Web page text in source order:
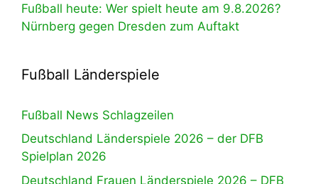
Fußball heute: Wer spielt heute am 9.8.2026?
Nürnberg gegen Dresden zum Auftakt
Fußball Länderspiele
Fußball News Schlagzeilen
Deutschland Länderspiele 2026 – der DFB
Spielplan 2026
Deutschland Frauen Länderspiele 2026 – DFB